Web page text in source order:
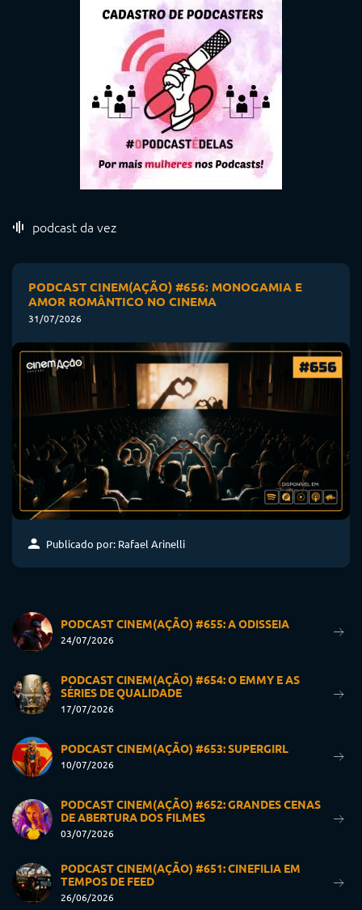
podcast da vez
PODCAST CINEM(AÇÃO) #656: MONOGAMIA E
AMOR ROMÂNTICO NO CINEMA
31/07/2026
Publicado por: Rafael Arinelli
PODCAST CINEM(AÇÃO) #655: A ODISSEIA
24/07/2026
PODCAST CINEM(AÇÃO) #654: O EMMY E AS
SÉRIES DE QUALIDADE
17/07/2026
PODCAST CINEM(AÇÃO) #653: SUPERGIRL
10/07/2026
PODCAST CINEM(AÇÃO) #652: GRANDES CENAS
DE ABERTURA DOS FILMES
03/07/2026
PODCAST CINEM(AÇÃO) #651: CINEFILIA EM
TEMPOS DE FEED
26/06/2026